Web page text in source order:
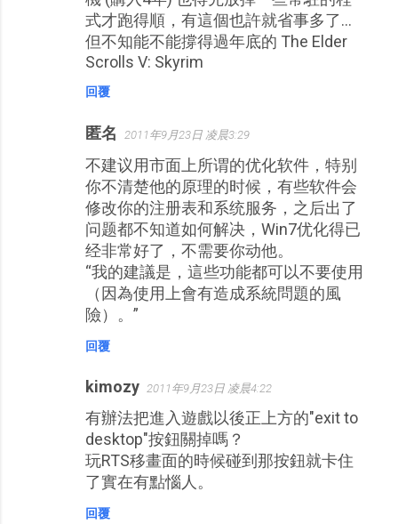
式才跑得順，有這個也許就省事多了…
但不知能不能撐得過年底的 The Elder
Scrolls V: Skyrim
回覆
匿名 2011年9月23日 凌晨3:29
不建议用市面上所谓的优化软件，特别
你不清楚他的原理的时候，有些软件会
修改你的注册表和系统服务，之后出了
问题都不知道如何解决，Win7优化得已
经非常好了，不需要你动他。
“我的建議是，這些功能都可以不要使用
（因為使用上會有造成系統問題的風
險）。”
回覆
kimozy 2011年9月23日 凌晨4:22
有辦法把進入遊戲以後正上方的"exit to
desktop"按鈕關掉嗎？
玩RTS移畫面的時候碰到那按鈕就卡住
了實在有點惱人。
回覆